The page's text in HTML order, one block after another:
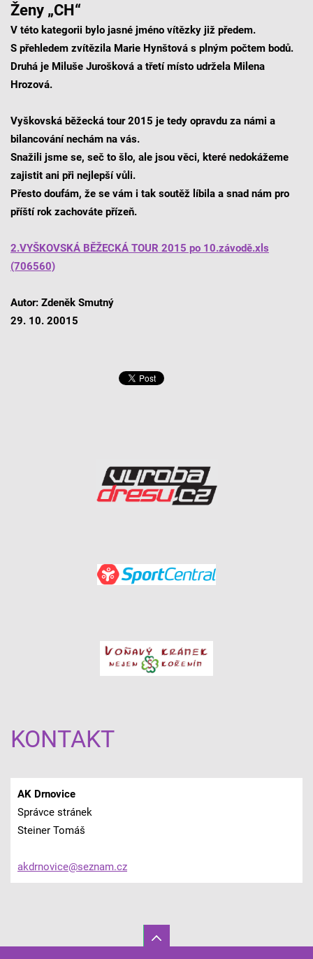
Ženy „CH“
V této kategorii bylo jasné jméno vítězky již předem.
S přehledem zvítězila Marie Hynštová s plným počtem bodů.
Druhá je Miluše Jurošková a třetí místo udržela Milena
Hrozová.
Vyškovská běžecká tour 2015 je tedy opravdu za námi a
bilancování nechám na vás.
Snažili jsme se, seč to šlo, ale jsou věci, které nedokážeme
zajistit ani při nejlepší vůli.
Přesto doufám, že se vám i tak soutěž líbila a snad nám pro
příští rok zachováte přízeň.
2.VYŠKOVSKÁ BĚŽECKÁ TOUR 2015 po 10.závodě.xls
(706560)
Autor: Zdeněk Smutný
29. 10. 20015
KONTAKT
AK Drnovice
Správce stránek
Steiner Tomáš
akdrnovice@seznam.cz